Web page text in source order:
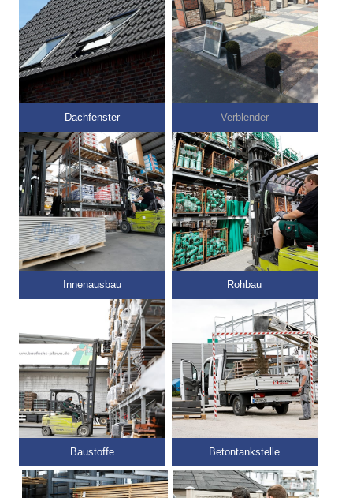
Dachfenster
Innenausbau
Baustoffe
Verblender
Rohbau
Betontankstelle